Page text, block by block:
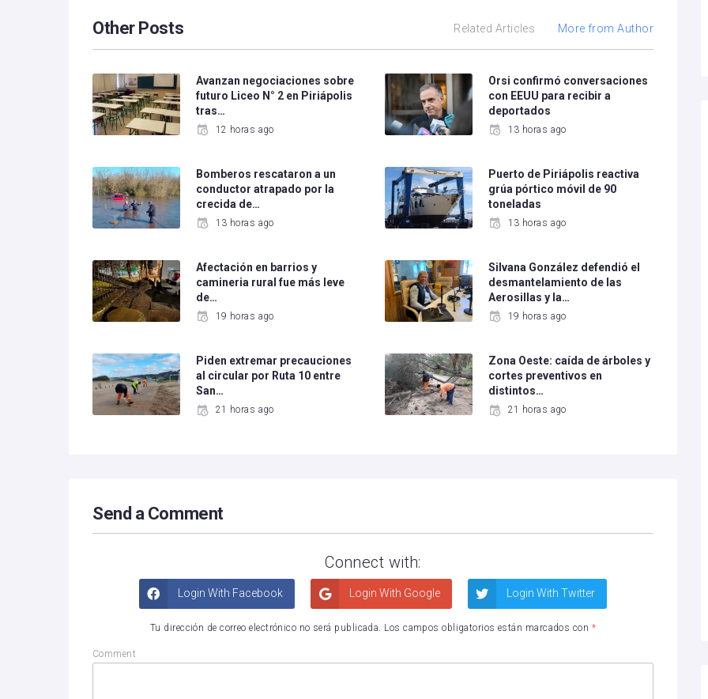
Other Posts Related Articles More from Author
Avanzan negociaciones sobre
futuro Liceo N° 2 en Piriápolis
tras…
12 horas ago
Orsi confirmó conversaciones
con EEUU para recibir a
deportados
13 horas ago
Bomberos rescataron a un
conductor atrapado por la
crecida de…
13 horas ago
Puerto de Piriápolis reactiva
grúa pórtico móvil de 90
toneladas
13 horas ago
Afectación en barrios y
camineria rural fue más leve
de…
19 horas ago
Silvana González defendió el
desmantelamiento de las
Aerosillas y la…
19 horas ago
Piden extremar precauciones
al circular por Ruta 10 entre
San…
21 horas ago
Zona Oeste: caída de árboles y
cortes preventivos en
distintos…
21 horas ago
Send a Comment
Connect with:
Login With Facebook Login With Google Login With Twitter
Tu dirección de correo electrónico no será publicada. Los campos obligatorios están marcados con *
Comment